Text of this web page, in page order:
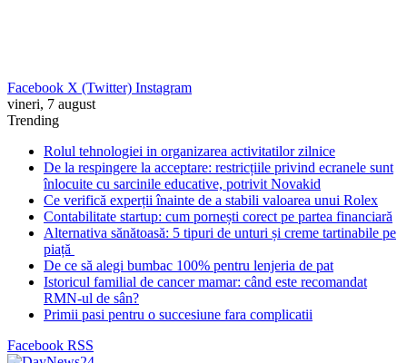
Facebook X (Twitter) Instagram
vineri, 7 august
Trending
Rolul tehnologiei in organizarea activitatilor zilnice
De la respingere la acceptare: restricțiile privind ecranele sunt
înlocuite cu sarcinile educative, potrivit Novakid
Ce verifică experții înainte de a stabili valoarea unui Rolex
Contabilitate startup: cum pornești corect pe partea financiară
Alternativa sănătoasă: 5 tipuri de unturi și creme tartinabile pe
piață
De ce să alegi bumbac 100% pentru lenjeria de pat
Istoricul familial de cancer mamar: când este recomandat
RMN-ul de sân?
Primii pasi pentru o succesiune fara complicatii
Facebook RSS